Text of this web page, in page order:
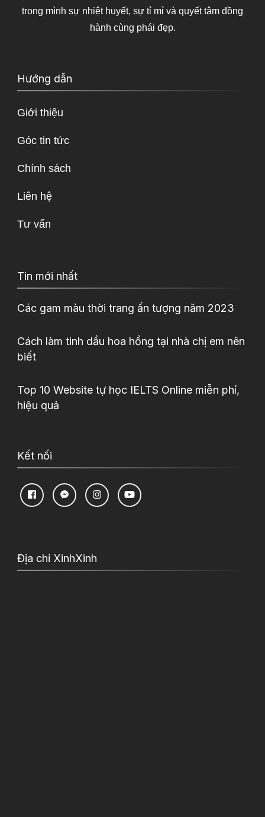
trong mình sự nhiệt huyết, sự tỉ mỉ và quyết tâm đồng
hành cùng phái đẹp.
Hướng dẫn
Giới thiệu
Góc tin tức
Chính sách
Liên hệ
Tư vấn
Tin mới nhất
Các gam màu thời trang ấn tượng năm 2023
Cách làm tinh dầu hoa hồng tại nhà chị em nên
biết
Top 10 Website tự học IELTS Online miễn phí,
hiệu quả
Kết nối
Địa chỉ XinhXinh